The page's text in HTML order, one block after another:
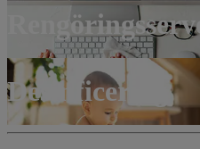
Desinficering